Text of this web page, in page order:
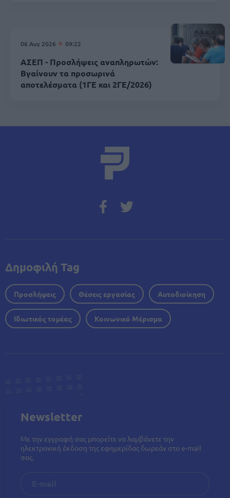
06 Αυγ 2026 09:22
ΑΣΕΠ - Προσλήψεις αναπληρωτών:
Βγαίνουν τα προσωρινά
αποτελέσματα (1ΓΕ και 2ΓΕ/2026)
Δημοφιλή Tag
Προσλήψεις Θέσεις εργασίας Αυτοδιοίκηση
Ιδιωτικός τομέας Κοινωνικό Μέρισμα
Newsletter
Με την εγγραφή σας μπορείτε να λαμβάνετε την
ηλεκτρονική έκδοση της εφημερίδας δωρεάν στο e-mail
σας.